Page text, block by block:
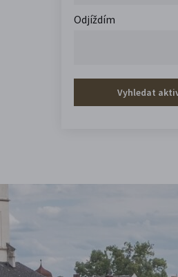
Odjíždím
Vyhledat